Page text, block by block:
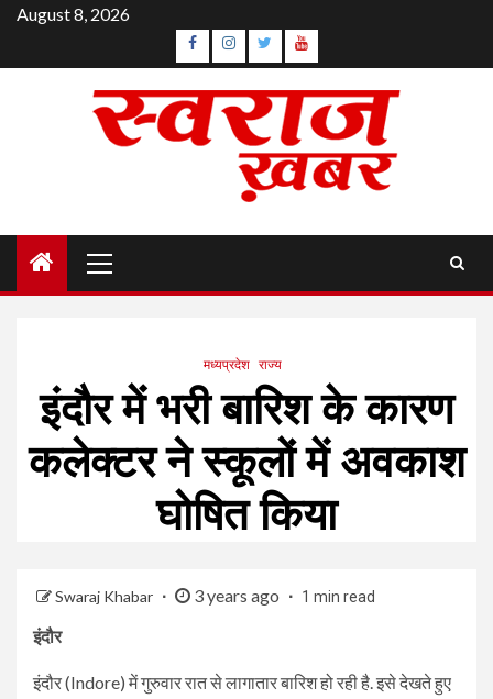
Skip
content
August 8, 2026
Facebook
Instagram
TwitterYouTube
Menu
मध्यप्रदेश राज्य
इंदौर में भरी बारिश के कारण
कलेक्टर ने स्कूलों में अवकाश
घोषित किया
Swaraj Khabar 3 years ago 1 min read
इंदौर
इंदौर (Indore) में गुरुवार रात से लागातार बारिश हो रही है. इसे देखते हुए